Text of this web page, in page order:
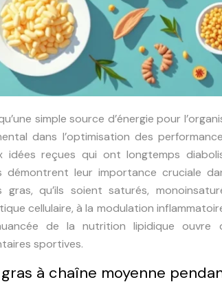
simple source d’énergie pour
dans l’optimisation des
idées reçues qui ont longtemps
leur importance cruciale
gras, qu’ils soient saturés,
cellulaire, à la modulation
de la nutrition lipidique ouvre
sportives.
à chaîne moyenne